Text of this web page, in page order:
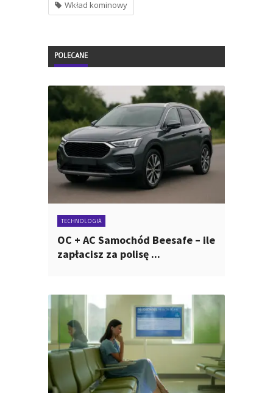
Wkład kominowy
POLECANE
TECHNOLOGIA
OC + AC Samochód Beesafe – ile
zapłacisz za polisę ...